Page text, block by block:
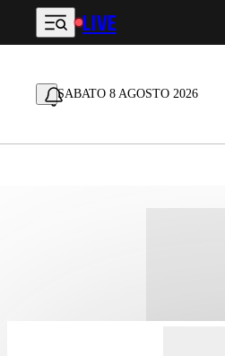
Vai al contenuto principale
LIVE
SABATO 8 AGOSTO 2026